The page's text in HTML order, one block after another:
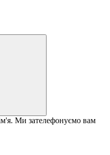
Ми зателефонуємо вам